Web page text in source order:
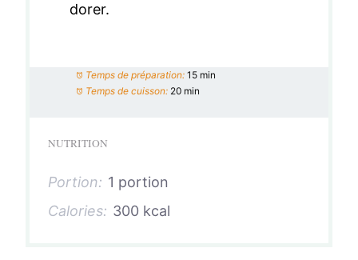
dorer.
Temps de préparation: 15 min
Temps de cuisson: 20 min
NUTRITION
Portion: 1 portion
Calories: 300 kcal